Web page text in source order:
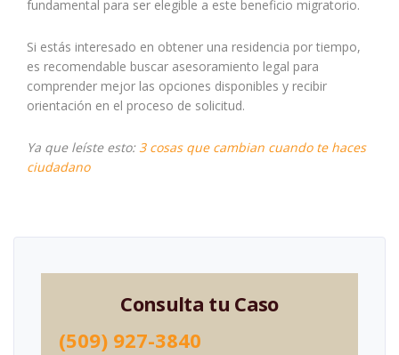
fundamental para ser elegible a este beneficio migratorio.
Si estás interesado en obtener una residencia por tiempo,
es recomendable buscar asesoramiento legal para
comprender mejor las opciones disponibles y recibir
orientación en el proceso de solicitud.
Ya que leíste esto: 3 cosas que cambian cuando te haces
ciudadano
Consulta tu Caso
(509) 927-3840